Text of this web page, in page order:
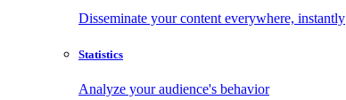
Disseminate your content everywhere, instantly
Statistics
Analyze your audience's behavior